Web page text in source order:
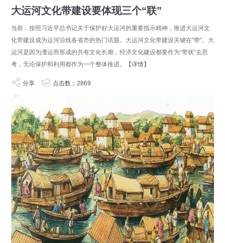
大运河文化带建设要体现三个“联”
当前，按照习近平总书记关于保护好大运河的重要指示精神，推进大运河文
化带建设成为运河沿线各省市的热门话题。大运河文化带建设关键在“带”。大
运河是因为漕运而形成的共有文化长廊，经济文化建设都要作为“带状”去思
考，无论保护和利用都作为一个整体推进。
【详情】
分享 点击数：2869